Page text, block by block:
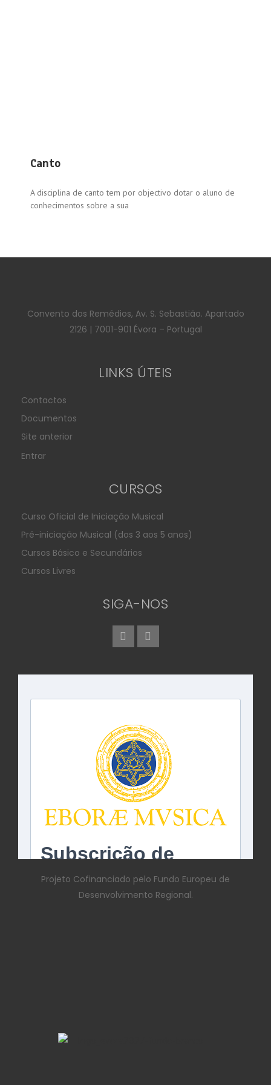
Canto
A disciplina de canto tem por objectivo dotar o aluno de
conhecimentos sobre a sua
Convento dos Remédios, Av. S. Sebastião. Apartado
2126 | 7001-901 Évora – Portugal
LINKS ÚTEIS
Contactos
Documentos
Site anterior
Entrar
CURSOS
Curso Oficial de Iniciação Musical
Pré-iniciação Musical (dos 3 aos 5 anos)
Cursos Básico e Secundários
Cursos Livres
SIGA-NOS
Projeto Cofinanciado pelo Fundo Europeu de
Desenvolvimento Regional.